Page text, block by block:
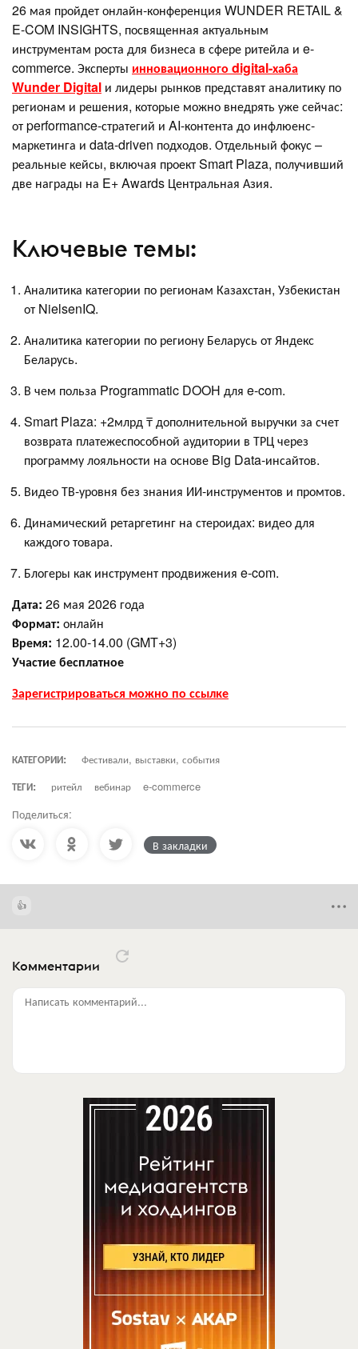
26 мая пройдет онлайн-конференция WUNDER RETAIL &
E-COM INSIGHTS, посвященная актуальным
инструментам роста для бизнеса в сфере ритейла и e-
commerce. Эксперты инновационного digital-хаба
Wunder Digital и лидеры рынков представят аналитику по
регионам и решения, которые можно внедрять уже сейчас:
от performance-стратегий и AI-контента до инфлюенс-
маркетинга и data-driven подходов. Отдельный фокус –
реальные кейсы, включая проект Smart Plaza, получивший
две награды на E+ Awards Центральная Азия.
Ключевые темы:
Аналитика категории по регионам Казахстан, Узбекистан
от NielsenIQ.
Аналитика категории по региону Беларусь от Яндекс
Беларусь.
В чем польза Programmatic DOOH для e-com.
Smart Plaza: +2млрд ₸ дополнительной выручки за счет
возврата платежеспособной аудитории в ТРЦ через
программу лояльности на основе Big Data-инсайтов.
Видео ТВ-уровня без знания ИИ-инструментов и промтов.
Динамический ретаргетинг на стероидах: видео для
каждого товара.
Блогеры как инструмент продвижения e-com.
Дата: 26 мая 2026 года
Формат: онлайн
Время: 12.00-14.00 (GMT+3)
Участие бесплатное
Зарегистрироваться можно по ссылке
КАТЕГОРИИ:
Фестивали, выставки, события
ТЕГИ:
ритейл вебинар e-commerce
Поделиться:
В закладки
Комментарии
Написать комментарий...